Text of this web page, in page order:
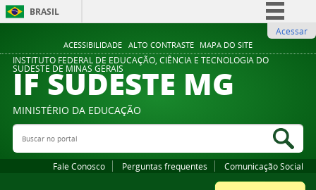
ACESSIBILIDADE ALTO CONTRASTE MAPA DO SITE
BRASIL
Comunica BR
Participe
Legislação
Acessar
INSTITUTO FEDERAL DE EDUCAÇÃO, CIÊNCIA E TECNOLOGIA DO
SUDESTE DE MINAS GERAIS
IF SUDESTE MG
MINISTÉRIO DA EDUCAÇÃO
Buscar no portal
Fale Conosco Perguntas frequentes Comunicação Social